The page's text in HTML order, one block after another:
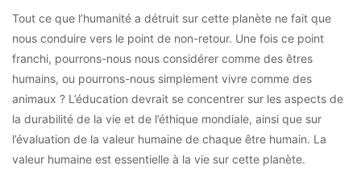
Tout ce que l’humanité a détruit sur cette planète ne fait que
nous conduire vers le point de non-retour. Une fois ce point
franchi, pourrons-nous nous considérer comme des êtres
humains, ou pourrons-nous simplement vivre comme des
animaux ? L’éducation devrait se concentrer sur les aspects de
la durabilité de la vie et de l’éthique mondiale, ainsi que sur
l’évaluation de la valeur humaine de chaque être humain. La
valeur humaine est essentielle à la vie sur cette planète.